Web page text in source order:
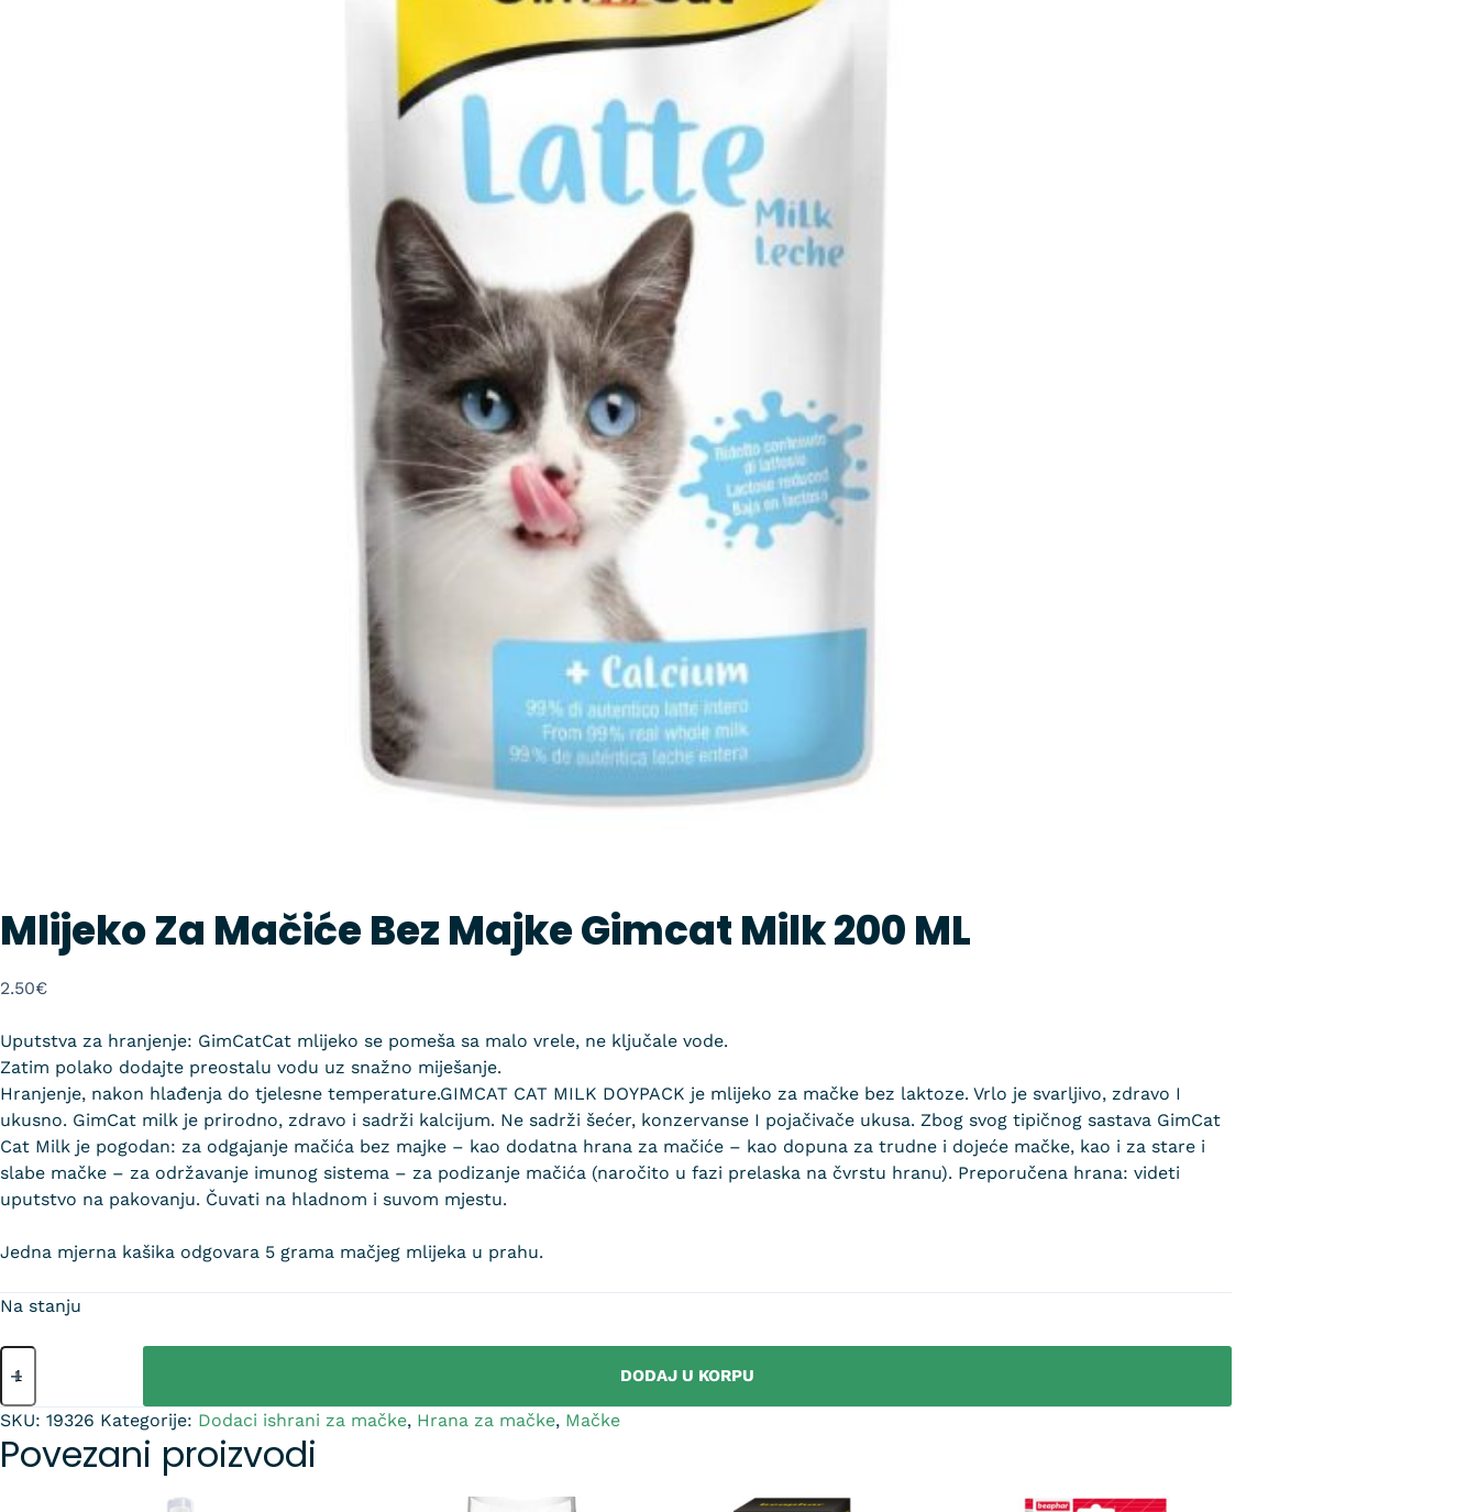
Mlijeko Za Mačiće Bez Majke Gimcat Milk 200 ML
2.50€
Uputstva za hranjenje: GimCatCat mlijeko se pomeša sa malo vrele, ne ključale vode.
Zatim polako dodajte preostalu vodu uz snažno miješanje.
Hranjenje, nakon hlađenja do tjelesne temperature.GIMCAT CAT MILK DOYPACK je mlijeko za mačke bez laktoze. Vrlo je svarljivo, zdravo I
ukusno. GimCat milk je prirodno, zdravo i sadrži kalcijum. Ne sadrži šećer, konzervanse I pojačivače ukusa. Zbog svog tipičnog sastava GimCat
Cat Milk je pogodan: za odgajanje mačića bez majke – kao dodatna hrana za mačiće – kao dopuna za trudne i dojeće mačke, kao i za stare i
slabe mačke – za održavanje imunog sistema – za podizanje mačića (naročito u fazi prelaska na čvrstu hranu). Preporučena hrana: videti
uputstvo na pakovanju. Čuvati na hladnom i suvom mjestu.
Jedna mjerna kašika odgovara 5 grama mačjeg mlijeka u prahu.
Na stanju
DODAJ U KORPU
SKU: 19326 Kategorije: Dodaci ishrani za mačke, Hrana za mačke, Mačke
Povezani proizvodi